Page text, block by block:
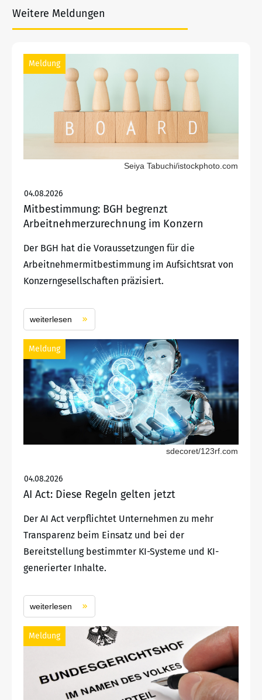
Weitere Meldungen
Meldung
Seiya Tabuchi/istockphoto.com
04.08.2026
Mitbestimmung: BGH begrenzt
Arbeitnehmerzurechnung im Konzern
Der BGH hat die Voraussetzungen für die
Arbeitnehmermitbestimmung im Aufsichtsrat von
Konzerngesellschaften präzisiert.
weiterlesen
Meldung
sdecoret/123rf.com
04.08.2026
AI Act: Diese Regeln gelten jetzt
Der AI Act verpflichtet Unternehmen zu mehr
Transparenz beim Einsatz und bei der
Bereitstellung bestimmter KI-Systeme und KI-
generierter Inhalte.
weiterlesen
Meldung